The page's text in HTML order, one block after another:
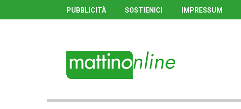
PUBBLICITÀ SOSTIENICI IMPRESSUM